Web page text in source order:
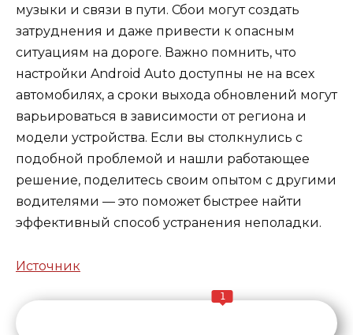
музыки и связи в пути. Сбои могут создать
затруднения и даже привести к опасным
ситуациям на дороге. Важно помнить, что
настройки Android Auto доступны не на всех
автомобилях, а сроки выхода обновлений могут
варьироваться в зависимости от региона и
модели устройства. Если вы столкнулись с
подобной проблемой и нашли работающее
решение, поделитесь своим опытом с другими
водителями — это поможет быстрее найти
эффективный способ устранения неполадки.
Источник
1